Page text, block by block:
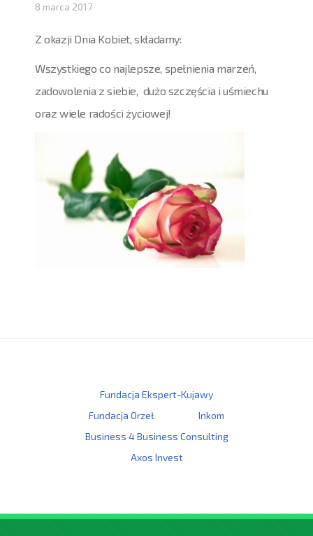
8 marca 2017
Z okazji Dnia Kobiet, składamy:
Wszystkiego co najlepsze, spełnienia marzeń,
zadowolenia z siebie, dużo szczęścia i uśmiechu
oraz wiele radości życiowej!
Fundacja Ekspert-Kujawy
Fundacja Orzeł
Inkom
Business 4 Business Consulting
Axos Invest